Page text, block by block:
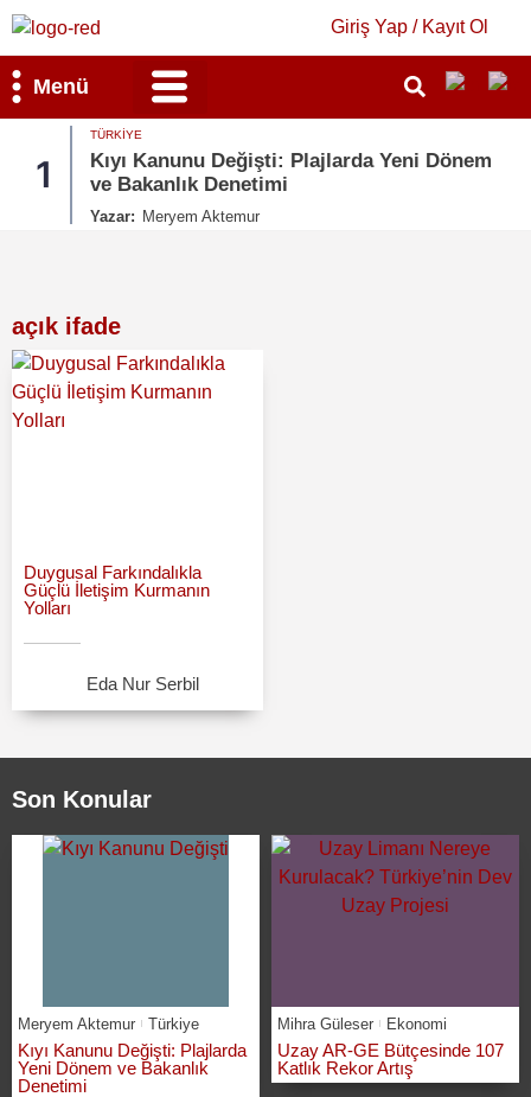
Giriş Yap / Kayıt Ol
Menü
Kanunu Değişti: Plajlarda Yeni Dönem
Bakanlık Denetimi
Meryem Aktemur
2
Uzay
açık ifade
Duygusal Farkındalıkla
Güçlü İletişim Kurmanın
Yolları
Eda Nur Serbil
Son Konular
Meryem Aktemur Türkiye
Kıyı Kanunu Değişti: Plajlarda
Yeni Dönem ve Bakanlık
Denetimi
Mihra Güleser Ekonomi
Uzay AR-GE Bütçesinde 107
Katlık Rekor Artış